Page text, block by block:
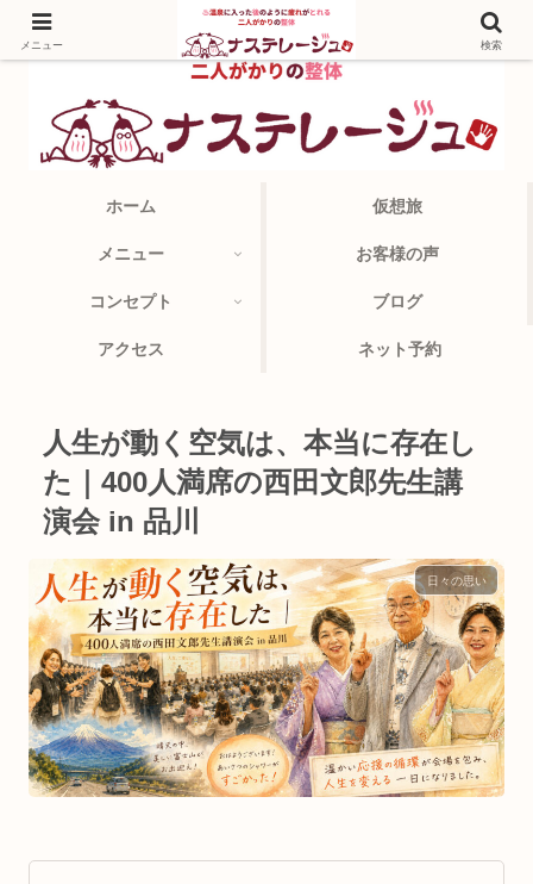
ホーム 仮想旅
メニュー お客様の声
コンセプト ブログ
アクセス ネット予約
人生が動く空気は、本当に存在し
た｜400人満席の西田文郎先生講
演会 in 品川
日々の思い
メニュー 検索